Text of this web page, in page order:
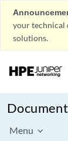
your technical
solutions.
Menu